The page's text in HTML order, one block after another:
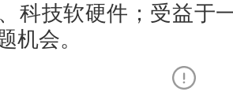
科技软硬件；受益于
机会。